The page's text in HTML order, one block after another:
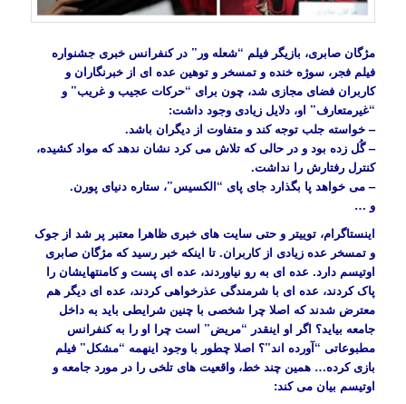
مژگان صابری، بازیگر فیلم “شعله ور” در کنفرانس خبری جشنواره
فیلم فجر، سوژه خنده و تمسخر و توهین عده ای از خبرنگاران و
کاربران فضای مجازی شد، چون برای “حرکات عجیب و غریب” و
“غیرمتعارف” او، دلایل زیادی وجود داشت:
– خواسته جلب توجه کند و متفاوت از دیگران باشد.
– گُل زده بود و در حالی که تلاش می کرد نشان ندهد که مواد کشیده،
کنترل رفتارش را نداشت.
– می خواهد پا بگذارد جای پای “الکسیس”، ستاره دنیای پورن.
و …
اینستاگرام، توییتر و حتی سایت های خبری ظاهرا معتبر پر شد از جوک
و تمسخر عده زیادی از کاربران. تا اینکه خبر رسید که مژگان صابری
اوتیسم دارد. عده ای به رو نیاوردند، عده ای پست و کامنتهایشان را
پاک کردند، عده ای با شرمندگی عذرخواهی کردند، عده ای دیگر هم
معترض شدند که اصلا چرا شخصی با چنین شرایطی باید به داخل
جامعه بیاید؟ اگر او اینقدر “مریض” است چرا او را به کنفرانس
مطبوعاتی “آورده اند”؟ اصلا چطور با وجود اینهمه “مشکل” فیلم
بازی کرده… همین چند خط، واقعیت های تلخی را در مورد جامعه و
اوتیسم بیان می کند: